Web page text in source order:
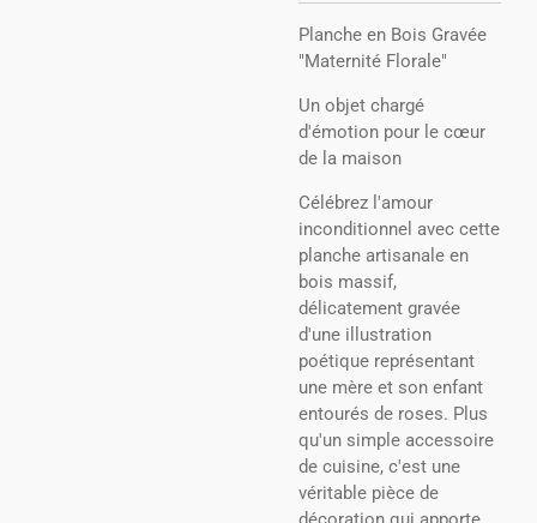
​Planche en Bois Gravée
"Maternité Florale"
​Un objet chargé
d'émotion pour le cœur
de la maison
​Célébrez l'amour
inconditionnel avec cette
planche artisanale en
bois massif,
délicatement gravée
d'une illustration
poétique représentant
une mère et son enfant
entourés de roses. Plus
qu'un simple accessoire
de cuisine, c'est une
véritable pièce de